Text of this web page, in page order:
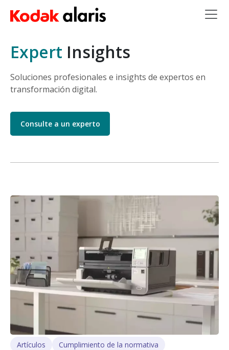
Skip to main content
Expert Insights
Soluciones profesionales e insights de expertos en
transformación digital.
Consulte a un experto
Artículos Cumplimiento de la normativa